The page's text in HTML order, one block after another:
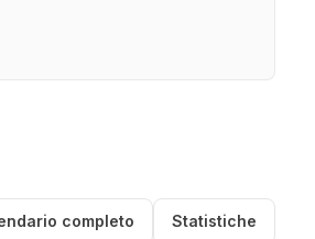
completo Statistiche